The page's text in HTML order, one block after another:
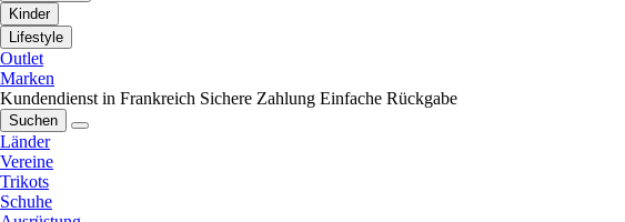
Kinder
Lifestyle
Outlet
Marken
Kundendienst in Frankreich Sichere Zahlung Einfache Rückgabe
Suchen
Länder
Vereine
Trikots
Schuhe